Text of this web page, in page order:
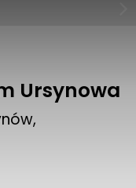
Ursynowa